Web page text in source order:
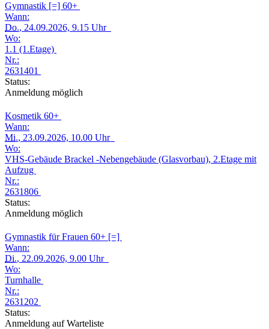
Gymnastik [=] 60+
Wann:
Do., 24.09.2026, 9.15 Uhr
Wo:
1.1 (1.Etage)
Nr.:
2631401
Status:
Anmeldung möglich
Kosmetik 60+
Wann:
Mi., 23.09.2026, 10.00 Uhr
Wo:
VHS-Gebäude Brackel -Nebengebäude (Glasvorbau), 2.Etage mit
Aufzug
Nr.:
2631806
Status:
Anmeldung möglich
Gymnastik für Frauen 60+ [=]
Wann:
Di., 22.09.2026, 9.00 Uhr
Wo:
Turnhalle
Nr.:
2631202
Status:
Anmeldung auf Warteliste